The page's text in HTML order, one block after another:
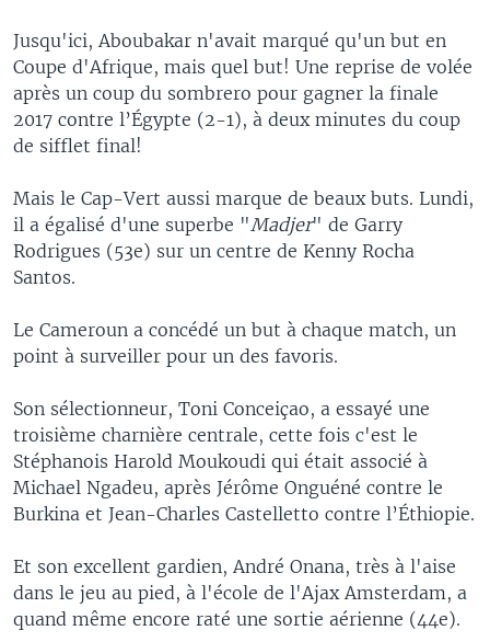
Jusqu'ici, Aboubakar n'avait marqué qu'un but en
Coupe d'Afrique, mais quel but! Une reprise de volée
après un coup du sombrero pour gagner la finale
2017 contre l’Égypte (2-1), à deux minutes du coup
de sifflet final!
Mais le Cap-Vert aussi marque de beaux buts. Lundi,
il a égalisé d'une superbe "Madjer" de Garry
Rodrigues (53e) sur un centre de Kenny Rocha
Santos.
Le Cameroun a concédé un but à chaque match, un
point à surveiller pour un des favoris.
Son sélectionneur, Toni Conceiçao, a essayé une
troisième charnière centrale, cette fois c'est le
Stéphanois Harold Moukoudi qui était associé à
Michael Ngadeu, après Jérôme Onguéné contre le
Burkina et Jean-Charles Castelletto contre l’Éthiopie.
Et son excellent gardien, André Onana, très à l'aise
dans le jeu au pied, à l'école de l'Ajax Amsterdam, a
quand même encore raté une sortie aérienne (44e).